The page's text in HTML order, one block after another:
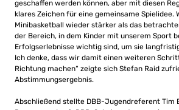
geschaffen werden können, aber mit diesen
klares Zeichen für eine gemeinsame Spielidee.
Minibasketball wieder stärker als das
der Bereich, in dem Kinder mit unserem Sport
Erfolgserlebnisse wichtig sind, um sie
Ich denke, dass wir damit einen weiteren
Richtung machen“ zeigte sich Stefan Raid
Abstimmungsergebnis.
Abschließend stellte DBB-Jugendreferent Tim